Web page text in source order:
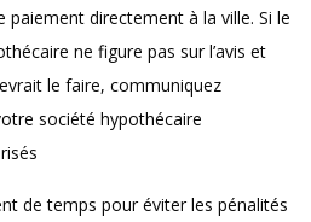
paiement directement à la ville. Si le
ne figure pas sur l’avis et
le faire, communiquez
société hypothécaire
de temps pour éviter les pénalités